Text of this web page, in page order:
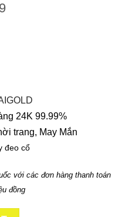
24K 99.99%
trang, May Mắn
đeo cổ
với các đơn hàng thanh toán
đồng